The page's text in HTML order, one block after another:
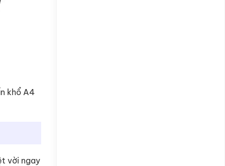
khổ A4
vời ngay